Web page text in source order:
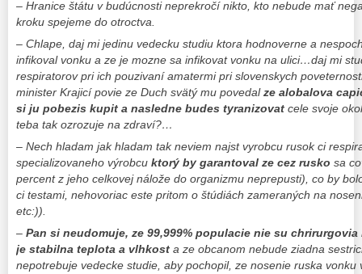
– Hranice štátu v budúcnosti neprekročí nikto, kto nebude mať
kroku spejeme do otroctva.
– Chlape, daj mi jedinu vedecku studiu ktora hodnoverne a
infikoval vonku a ze je mozne sa infikovat vonku na ulici…daj mi
respiratorov pri ich pouzivaní amatermi pri slovenskych
minister Krajicí povie ze Duch svätý mu povedalze alobalova
si ju pobezis kupit a nasledne budes tyranizovat cele svoje
teba tak ozrozuje na zdraví?…
– Nech hladam jak hladam tak neviem najst vyrobcu rusok ci
specializovaneho výrobcu ktorý by garantoval ze cez rusko sa
percent z jeho celkovej nálože do organizmu neprepusti), co by
ci testami, nehovoriac este pritom o štúdiách zameraných na
etc:)).
– Pan si neudomuje, ze 99,999% populacie nie su
je stabilna teplota a vlhkost a ze obcanom nebude ziadna
nepotrebuje vedecke studie, aby pochopil, ze nosenie ruska